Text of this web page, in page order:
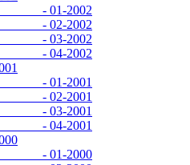
2002
2002
2002
2002
2001
2001
2001
2001
2000